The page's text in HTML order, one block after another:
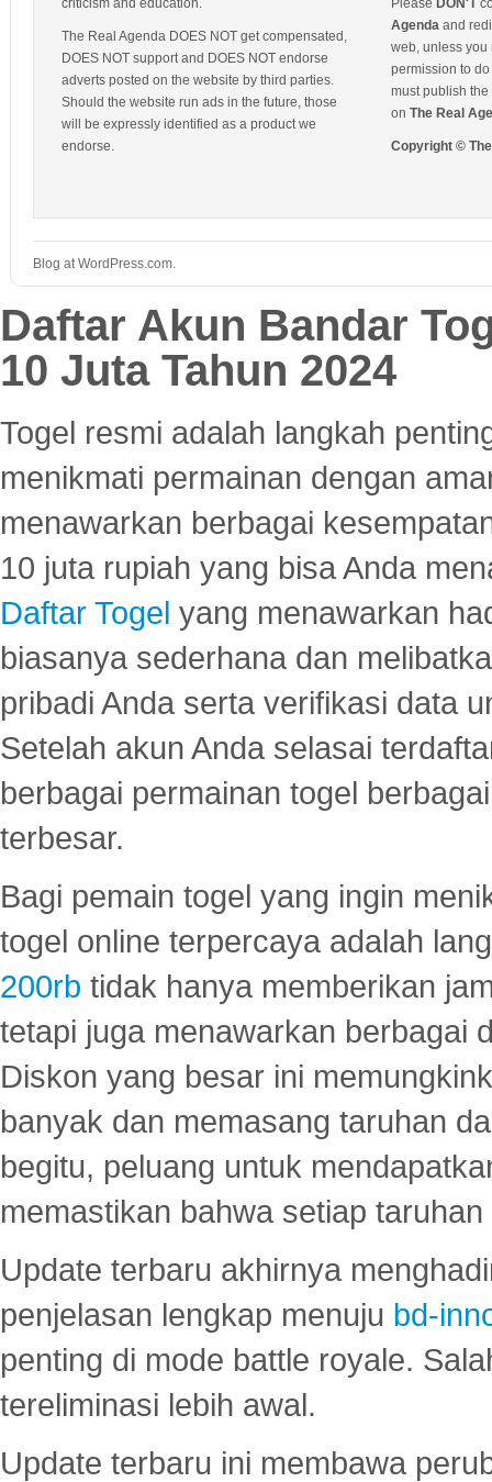
criticism and education.
The Real Agenda DOES NOT get compensated,
DOES NOT support and DOES NOT endorse
adverts posted on the website by third parties.
Should the website run ads in the future, those
will be expressly identified as a product we
endorse.
Please DON'T
Agenda and
web, unless you
permission to
must publish
on The Real
Copyright ©
Blog at WordPress.com.
Daftar Akun Bandar
10 Juta Tahun 2024
Togel resmi adalah langkah
menikmati permainan dengan
menawarkan berbagai
10 juta rupiah yang bisa Anda
Daftar Togel yang menawarkan
biasanya sederhana dan
pribadi Anda serta verifikasi data
Setelah akun Anda selasai
berbagai permainan togel
terbesar.
Bagi pemain togel yang ingin
togel online terpercaya adalah
200rb tidak hanya memberikan
tetapi juga menawarkan berbagai
Diskon yang besar ini
banyak dan memasang taruhan
begitu, peluang untuk
memastikan bahwa setiap
Update terbaru akhirnya
penjelasan lengkap menuju bd-
penting di mode battle royale.
tereliminasi lebih awal.
Update terbaru ini membawa